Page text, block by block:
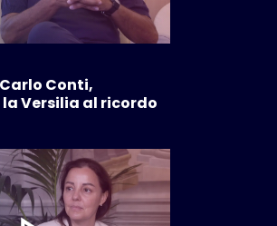
Conti,
Versilia al ricordo